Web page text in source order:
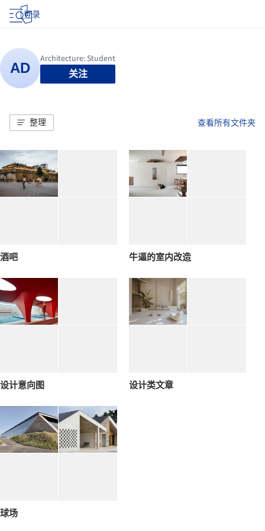
登录
关注
整理 查看所有文件夹
酒吧 牛逼的室内改造
设计意向图 设计类文章
球场